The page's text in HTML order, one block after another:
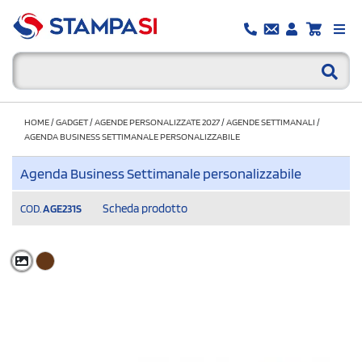
HOME/GADGET/AGENDE PERSONALIZZATE 2027/AGENDE SETTIMANALI /
AGENDA BUSINESS SETTIMANALE PERSONALIZZABILE
Agenda Business Settimanale personalizzabile
COD. AGE231S Scheda prodotto